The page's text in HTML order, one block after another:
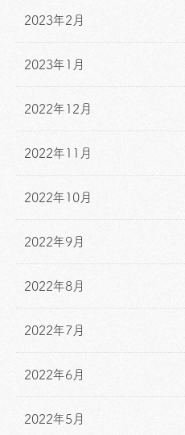
2023年2月
2023年1月
2022年12月
2022年11月
2022年10月
2022年9月
2022年8月
2022年7月
2022年6月
2022年5月